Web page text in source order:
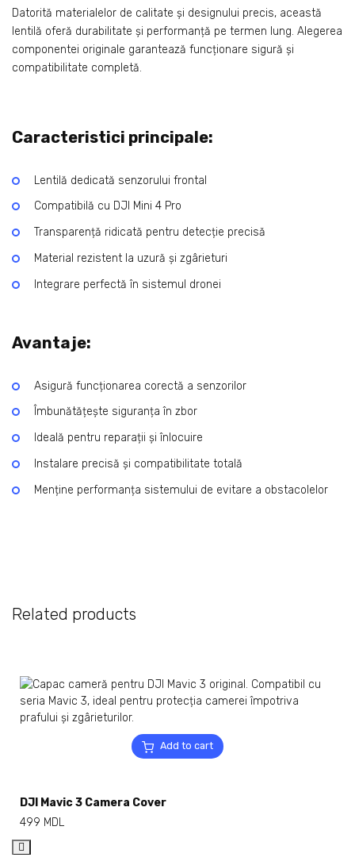
Datorită materialelor de calitate și designului precis, această
lentilă oferă durabilitate și performanță pe termen lung. Alegerea
componentei originale garantează funcționare sigură și
compatibilitate completă.
Caracteristici principale:
Lentilă dedicată senzorului frontal
Compatibilă cu DJI Mini 4 Pro
Transparență ridicată pentru detecție precisă
Material rezistent la uzură și zgârieturi
Integrare perfectă în sistemul dronei
Avantaje:
Asigură funcționarea corectă a senzorilor
Îmbunătățește siguranța în zbor
Ideală pentru reparații și înlocuire
Instalare precisă și compatibilitate totală
Menține performanța sistemului de evitare a obstacolelor
Related products
Add to cart
DJI Mavic 3 Camera Cover
499 MDL